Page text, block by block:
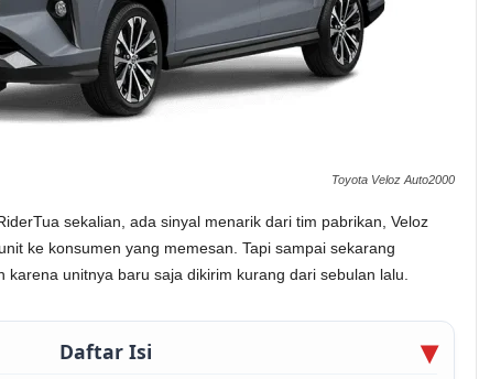
Toyota Veloz Auto2000
sekalian, ada sinyal menarik dari tim pabrikan, Veloz
ke konsumen yang memesan. Tapi sampai sekarang
unitnya baru saja dikirim kurang dari sebulan lalu.
Daftar Isi